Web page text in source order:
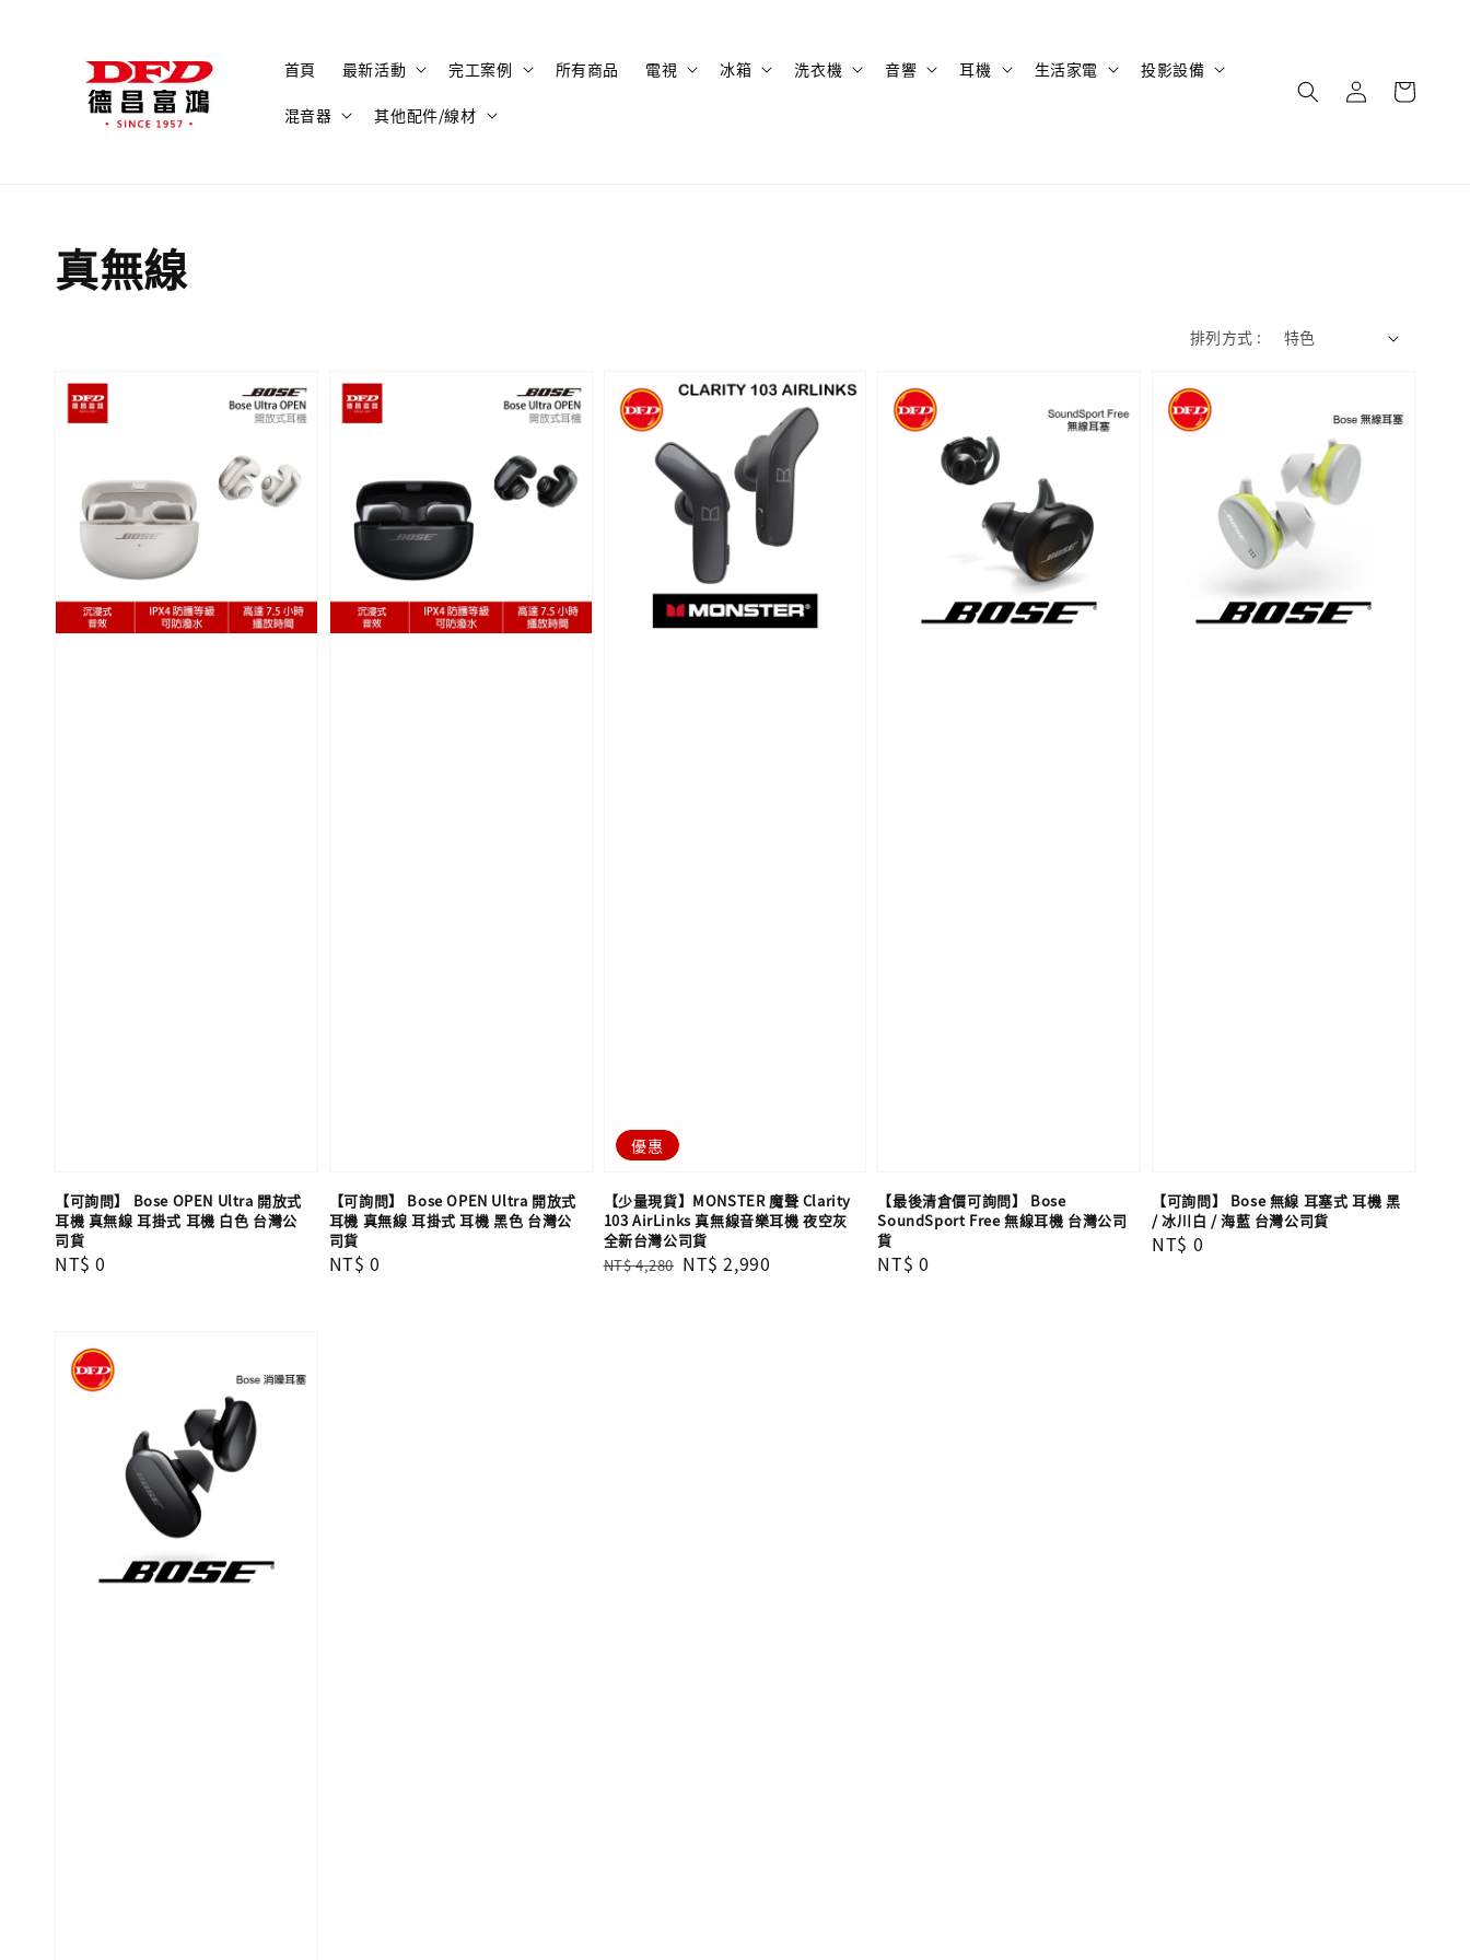
首頁 最新活動 完工案例 所有商品 電視 冰箱 洗衣機 音響 耳機 生活家電 投影設備
混音器 其他配件/線材
真無線
排列方式 :
【可詢問】 Bose OPEN Ultra 開放式
耳機 真無線 耳掛式 耳機 白色 台灣公
司貨
Regular
NT$ 0
【可詢問】 Bose OPEN Ultra 開放式
耳機 真無線 耳掛式 耳機 黑色 台灣公
司貨
Regular
NT$ 0
優惠
【少量現貨】MONSTER 魔聲 Clarity
103 AirLinks 真無線音樂耳機 夜空灰
全新台灣公司貨
Regular
NT$ 4,280 Sale
NT$ 2,990
【最後清倉價可詢問】 Bose
SoundSport Free 無線耳機 台灣公司
貨
Regular
NT$ 0
【可詢問】 Bose 無線 耳塞式 耳機 黑
/ 冰川白 / 海藍 台灣公司貨
Regular
NT$ 0